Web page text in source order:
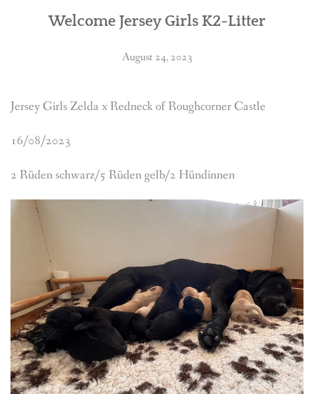
Welcome Jersey Girls K2-Litter
August 24, 2023
Jersey Girls Zelda x Redneck of Roughcorner Castle
16/08/2023
2 Rüden schwarz/5 Rüden gelb/2 Hündinnen